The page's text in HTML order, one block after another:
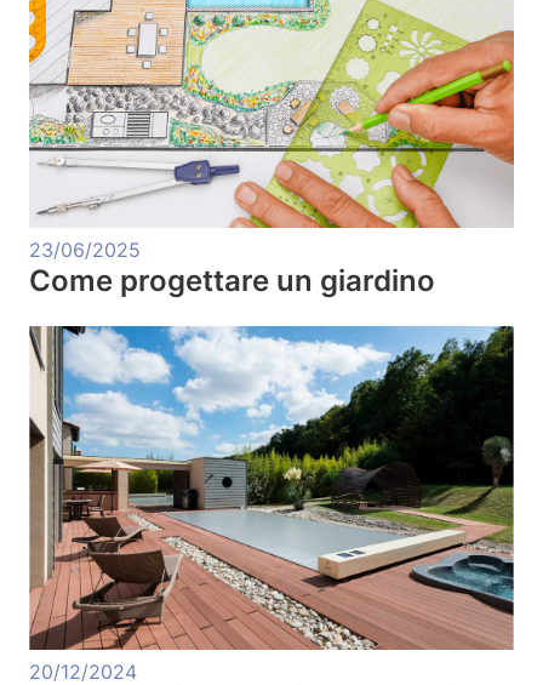
23/06/2025
Come progettare un giardino
20/12/2024